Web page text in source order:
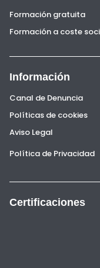
Formación gratuita
Formación a coste
Información
Canal de Denuncia
Políticas de cookies
Aviso Legal
Política de Privacidad
Certificaciones